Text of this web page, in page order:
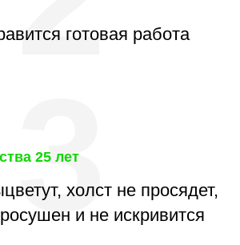
готовая работа
25 лет
холст не просядет,
и не искривится
3